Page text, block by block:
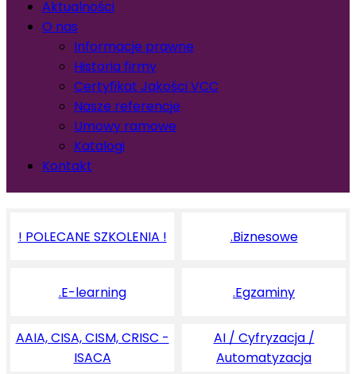
Aktualności
O nas
Informacje prawne
Historia firmy
Certyfikat Jakości VCC
Nasze referencje
Umowy ramowe
Katalogi
Kontakt
! POLECANE SZKOLENIA ! .Biznesowe
.E-learning .Egzaminy
AAIA, CISA, CISM, CRISC -
ISACA
AI / Cyfryzacja /
Automatyzacja